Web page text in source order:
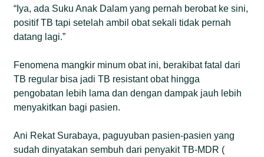
“Iya, ada Suku Anak Dalam yang pernah berobat ke sini,
positif TB tapi setelah ambil obat sekali tidak pernah
datang lagi.”
Fenomena mangkir minum obat ini, berakibat fatal dari
TB regular bisa jadi TB resistant obat hingga
pengobatan lebih lama dan dengan dampak jauh lebih
menyakitkan bagi pasien.
Ani Rekat Surabaya, paguyuban pasien-pasien yang
sudah dinyatakan sembuh dari penyakit TB-MDR (